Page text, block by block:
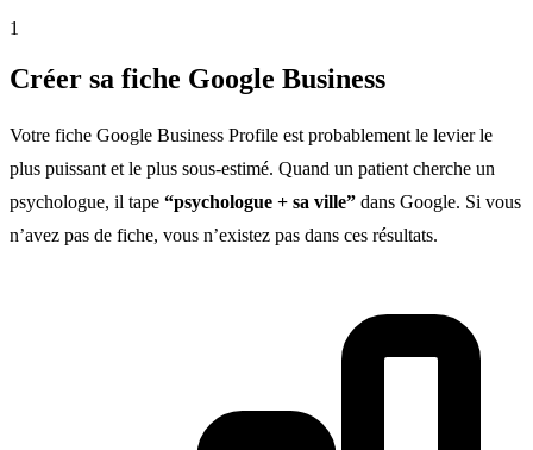
1
Créer sa fiche Google Business
Votre fiche Google Business Profile est probablement le levier le
plus puissant et le plus sous-estimé. Quand un patient cherche un
psychologue, il tape “psychologue + sa ville” dans Google. Si vous
n’avez pas de fiche, vous n’existez pas dans ces résultats.